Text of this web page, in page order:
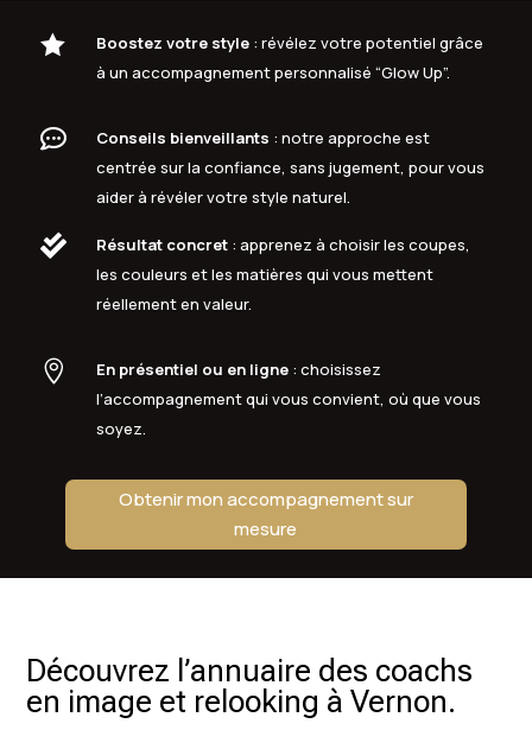
 Boostez votre style: révélez votre potentiel grâce
à un accompagnement personnalisé “Glow Up”.
 Conseils bienveillants : notre approche est
centrée sur la confiance, sans jugement, pour vous
aider à révéler votre style naturel.
 Résultat concret: apprenez à choisir les coupes,
les couleurs et les matières qui vous mettent
réellement en valeur.
 En présentiel ou en ligne: choisissez
l’accompagnement qui vous convient, où que vous
soyez.
Obtenir mon accompagnement sur
mesure
Découvrez l’annuaire des coachs
en image et relooking à Vernon.